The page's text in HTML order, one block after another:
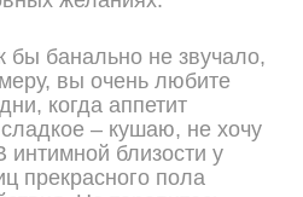
бы банально не звучало,
вы очень любите
когда аппетит
– кушаю, не хочу
интимной близости у
прекрасного пола